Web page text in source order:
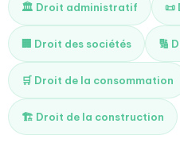
🏛️ Droit administratif 📜
🏢 Droit des sociétés 🔢
🛒 Droit de la consommation
🏗️ Droit de la construction